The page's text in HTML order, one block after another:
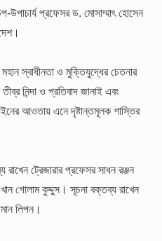
উপাচার্য প্রফেসর ড. মোসাম্মাৎ হোসেন
স্বাধীনতা ও মুক্তিযুদ্ধের চেতনার
নিন্দা ও প্রতিবাদ জানাই এবং
আওতায় এনে দৃষ্টান্তমূলক শাস্তির
রাখেন ট্রেজারার প্রফেসর সাধন রঞ্জন
গোলাম কুদ্দুস। সূচনা বক্তব্য রাখেন
লিপন।